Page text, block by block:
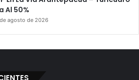
Al 50%
agosto de 2026